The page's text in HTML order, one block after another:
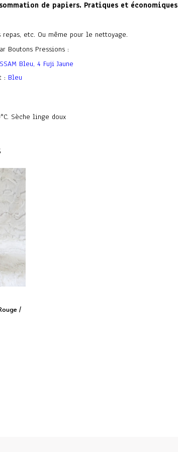
de papiers. Pratiques et économiques
etc. Ou même pour le nettoyage.
Boutons Pressions :
Bleu, 4 Fuji Jaune
: Bleu
Sèche linge doux
/